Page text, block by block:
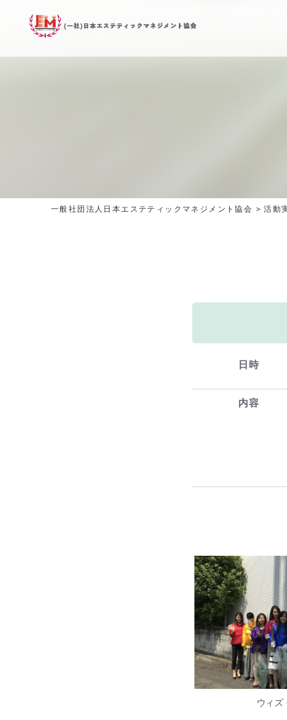
一般社団法人日本エステティックマネジメント協会 >活動
日時
内容
ウィズ